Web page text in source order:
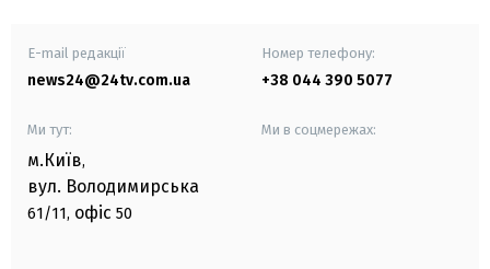
E-mail редакції
news24@24tv.com.ua
Номер телефону:
+38 044 390 5077
Ми тут:
м.Київ,
вул. Володимирська
61/11, офіс 50
Ми в соцмережах: